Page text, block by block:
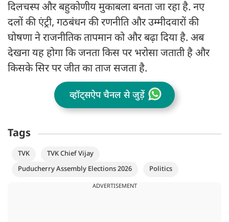
दिलचस्प और बहुकोणीय मुकाबला बनता जा रहा है. नए
दलों की एंट्री, गठबंधन की रणनीति और उम्मीदवारों की
घोषणा ने राजनीतिक तापमान को और बढ़ा दिया है. अब
देखना यह होगा कि जनता किस पर भरोसा जताती है और
किसके सिर पर जीत का ताज सजता है.
व्हॉट्सऐप चैनल से जुड़ें
Tags
TVK
TVK Chief Vijay
Puducherry Assembly Elections 2026
Politics
ADVERTISEMENT